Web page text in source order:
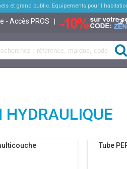
et grand public. Equipements pour
- Accès PROS
Tube